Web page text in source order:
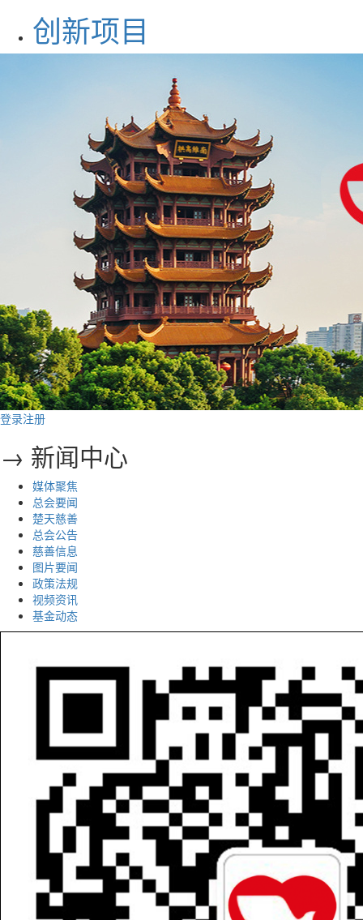
创新项目
登录注册
→ 新闻中心
媒体聚焦
总会要闻
楚天慈善
总会公告
慈善信息
图片要闻
政策法规
视频资讯
基金动态